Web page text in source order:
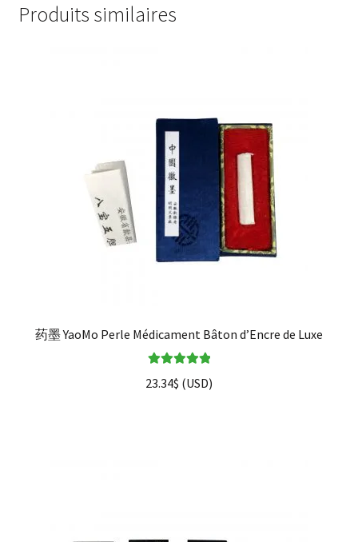
Produits similaires
药墨 YaoMo Perle Médicament Bâton d’Encre de Luxe
5
23.34$ (USD)